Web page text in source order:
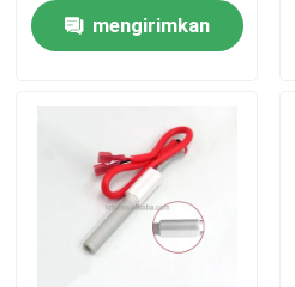
Produk
Pertunjukan VR
mengirimkan